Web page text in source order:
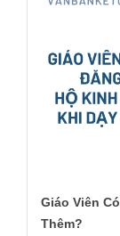
Giáo Viên
Thêm?